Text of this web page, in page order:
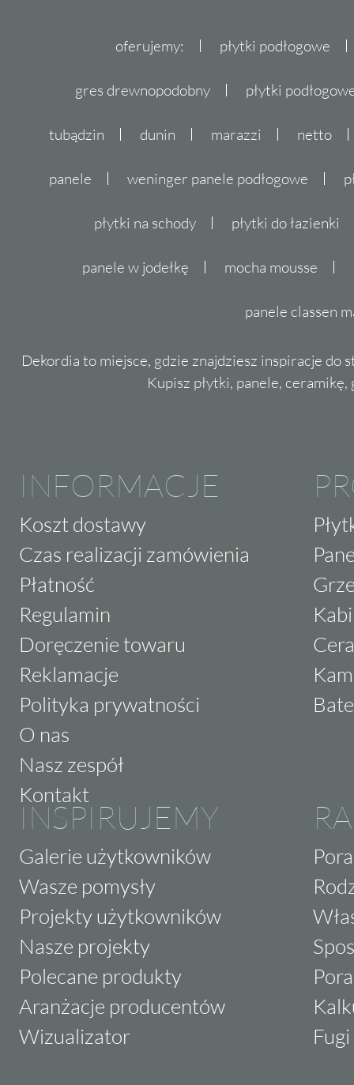
oferujemy: płytki podłogowe
gres drewnopodobny płytki
tubądzin dunin marazzi netto
panele weninger panele podłogowe
płytki na schody płytki do łazienki
panele w jodełkę mocha mousse
panele classen
Dekordia to miejsce, gdzie znajdziesz inspiracje do
Kupisz płytki, panele,
INFORMACJE
Koszt dostawy
Czas realizacji zamówienia
Płatność
Regulamin
Doręczenie towaru
Reklamacje
Polityka prywatności
O nas
Nasz zespół
Kontakt
INSPIRUJEMY
Galerie użytkowników
Wasze pomysły
Projekty użytkowników
Nasze projekty
Polecane produkty
Aranżacje producentów
Wizualizator